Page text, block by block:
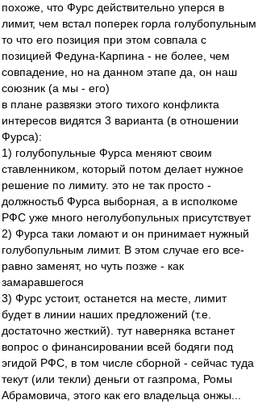
похоже, что Фурс действительно уперся в
лимит, чем встал поперек горла голубопульным
то что его позиция при этом совпала с
позицией Федуна-Карпина - не более, чем
совпадение, но на данном этапе да, он наш
союзник (а мы - его)
в плане развязки этого тихого конфликта
интересов видятся 3 варианта (в отношении
Фурса):
1) голубопульные Фурса меняют своим
ставленником, который потом делает нужное
решение по лимиту. это не так просто -
должностьб Фурса выборная, а в исполкоме
РФС уже много неголубопульных присутствует
2) Фурса таки ломают и он принимает нужный
голубопульным лимит. В этом случае его все-
равно заменят, но чуть позже - как
замаравшегося
3) Фурс устоит, останется на месте, лимит
будет в линии наших предложений (т.е.
достаточно жесткий). тут наверняка встанет
вопрос о финансировании всей бодяги под
эгидой РФС, в том числе сборной - сейчас туда
текут (или текли) деньги от газпрома, Ромы
Абрамовича, этого как его владельца онжы...